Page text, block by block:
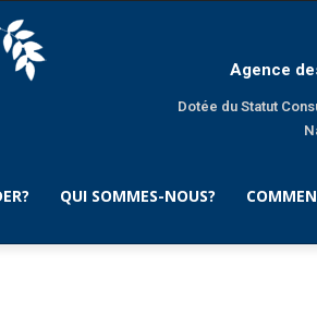
Agence
Dotée du Statut
QUI SOMMES-NOUS?